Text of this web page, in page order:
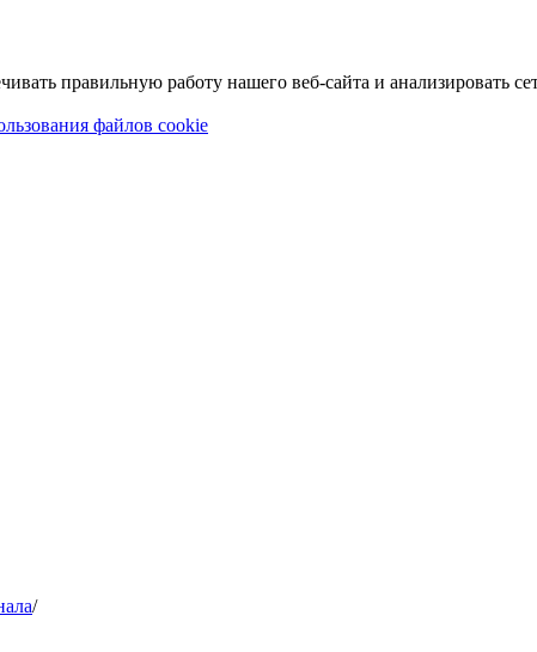
правильную работу нашего веб-сайта и анализировать
файлов cookie
/